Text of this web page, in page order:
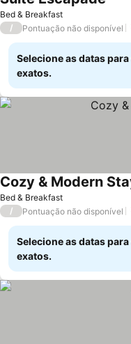
Bed & Breakfast
/ Pontuação não disponível
Selecione as datas
exatos.
Bed & Breakfast
Cozy & Modern
/ Pontuação não disponível
Selecione as datas
exatos.